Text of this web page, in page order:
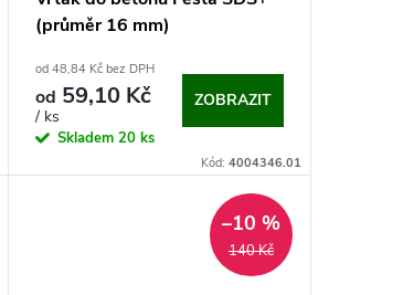
(průměr 16 mm)
od 48,84 Kč bez DPH
od 59,10 Kč
/ ks
Skladem 20 ks
ZOBRAZIT
Kód: 4004346.01
140 Kč
–10 %